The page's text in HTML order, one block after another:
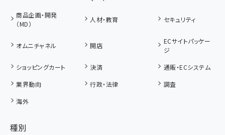
商品企画・開発
（MD）
人材・教育 セキュリティ
オムニチャネル 開店
ECサイトパッケー
ジ
ショッピングカート
決済
通販・ECシステム
業界動向
行政・法律
調査
海外
種別